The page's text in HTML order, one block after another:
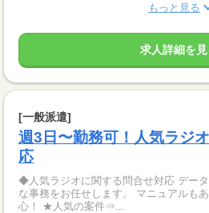
もっと見る
求人詳細を見
[一般派遣]
週3日〜勤務可！人気ラジ
応
◆人気ラジオに関する問合せ対応 データ入力や電話応対などの簡単
な事務をお任せします。 マニュアルも
心！ ★人気の案件⇒...